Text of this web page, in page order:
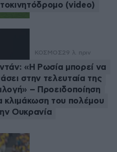
(video)
ΚΟΣΜΟΣ29 λ. πριν
«Η Ρωσία μπορεί να
στην τελευταία της
– Προειδοποίηση
κλιμάκωση του πολέμου
Ουκρανία